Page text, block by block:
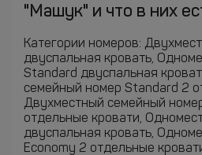
"Машук" и что в них
Категории номеров:
двуспальная кровать,
Standard двуспальная
семейный номер Standard 2
Двухместный семейный
отдельные кровати,
двуспальная кровать,
Economy 2 отдельные